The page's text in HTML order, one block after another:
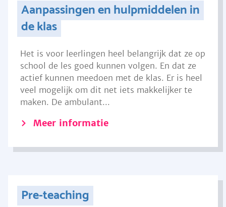
Aanpassingen en hulpmiddelen in
de klas
Het is voor leerlingen heel belangrijk dat ze op
school de les goed kunnen volgen. En dat ze
actief kunnen meedoen met de klas. Er is heel
veel mogelijk om dit net iets makkelijker te
maken. De ambulant...
Meer informatie
Pre-teaching